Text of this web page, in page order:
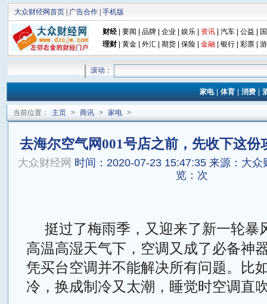
大众财经网首页| 广告合作| 手机版
财经| 要闻 品牌| 企业 娱乐| 资讯| 汽车| 公益
理财| 黄金| 外汇| 期货| 保险| 金融| 银行 彩票|
滚动：
家电|体育|消费|
当前位置： 主页 > 商讯 > 家电 >
去海尔空气网001号店之前，先收下这份
大众财经网 时间：2020-07-23 15:47:35 来源：大众
览： 次
挺过了梅雨季，又迎来了新一轮暴
高温高湿天气下，空调又成了必备神
凭买台空调并不能解决所有问题。比
冷，换成制冷又太潮，睡觉时空调